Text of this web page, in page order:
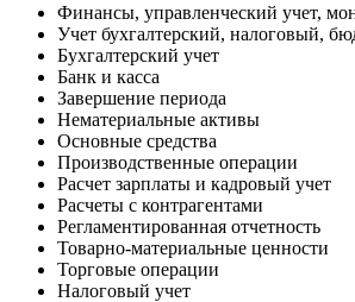
Финансы, управленческий учет,
Учет бухгалтерский, налоговый,
Бухгалтерский учет
Банк и касса
Завершение периода
Нематериальные активы
Основные средства
Производственные операции
Расчет зарплаты и кадровый учет
Расчеты с контрагентами
Регламентированная отчетность
Товарно-материальные ценности
Торговые операции
Налоговый учет